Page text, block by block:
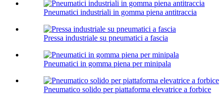
Pneumatici industriali in gomma piena antitraccia
Pressa industriale su pneumatici a fascia
Pneumatici in gomma piena per minipala
Pneumatico solido per piattaforma elevatrice a forbice